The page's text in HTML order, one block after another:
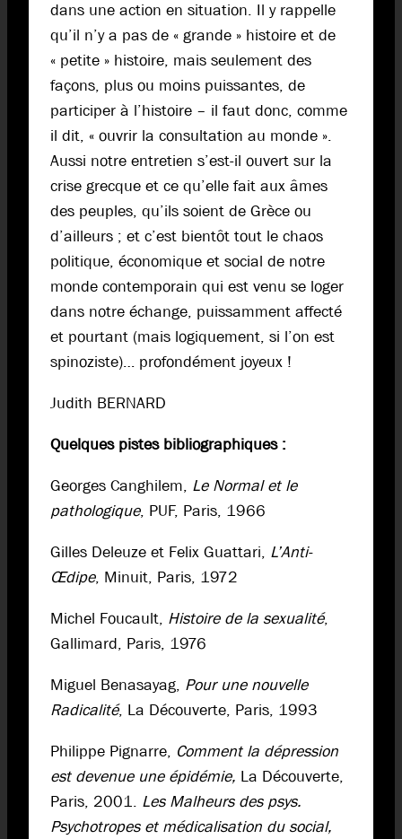
dans une action en situation. Il y rappelle
qu’il n’y a pas de « grande » histoire et de
« petite » histoire, mais seulement des
façons, plus ou moins puissantes, de
participer à l’histoire – il faut donc, comme
il dit, « ouvrir la consultation au monde ».
Aussi notre entretien s’est-il ouvert sur la
crise grecque et ce qu’elle fait aux âmes
des peuples, qu’ils soient de Grèce ou
d’ailleurs ; et c’est bientôt tout le chaos
politique, économique et social de notre
monde contemporain qui est venu se loger
dans notre échange, puissamment affecté
et pourtant (mais logiquement, si l’on est
spinoziste)… profondément joyeux !
Judith BERNARD
Quelques pistes bibliographiques :
Georges Canghilem, Le Normal et le
pathologique, PUF, Paris, 1966
Gilles Deleuze et Felix Guattari, L’Anti-
Œdipe, Minuit, Paris, 1972
Michel Foucault, Histoire de la sexualité,
Gallimard, Paris, 1976
Miguel Benasayag, Pour une nouvelle
Radicalité, La Découverte, Paris, 1993
Philippe Pignarre, Comment la dépression
est devenue une épidémie, La Découverte,
Paris, 2001. Les Malheurs des psys.
Psychotropes et médicalisation du social,